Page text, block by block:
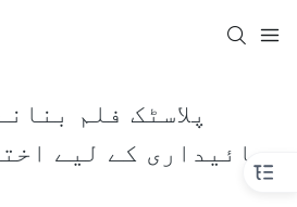
پلاسٹک فلم
پائیداری کے لیے